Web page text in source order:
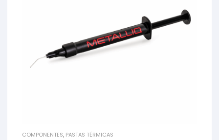
COMPONENTES, PASTAS TÉRMICAS